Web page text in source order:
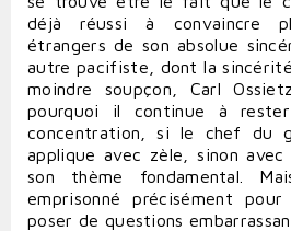
déjà réussi à convaincre
étrangers de son absolue
autre pacifiste, dont la
moindre soupçon, Carl
pourquoi il continue à
concentration, si le chef du
applique avec zèle, sinon
son thème fondamental.
emprisonné précisément
poser de questions